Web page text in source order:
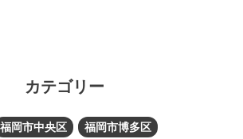
カテゴリー
福岡市中央区
福岡市博多区